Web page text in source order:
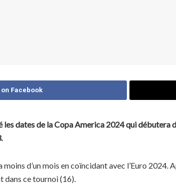
Facebook
dates de la Copa America 2024 qui débutera
d’un mois en coïncidant avec l’Euro 2024.
dans ce tournoi (16).